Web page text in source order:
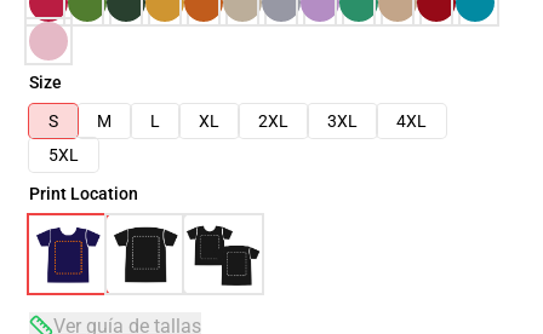
Size
S
M L XL 2XL 3XL
4XL
5XL
Print Location
Ver guía de tallas